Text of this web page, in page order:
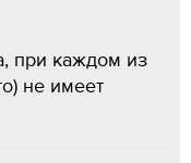
при каждом из
не имеет